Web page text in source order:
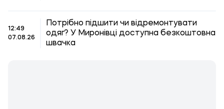
12:49
07.08.26
Потрібно підшити чи відремонтувати
одяг? У Миронівці доступна безкоштовна
швачка